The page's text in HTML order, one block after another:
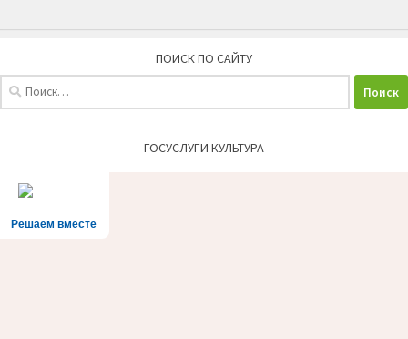
ПОИСК ПО САЙТУ
ГОСУСЛУГИ КУЛЬТУРА
Решаем вместе